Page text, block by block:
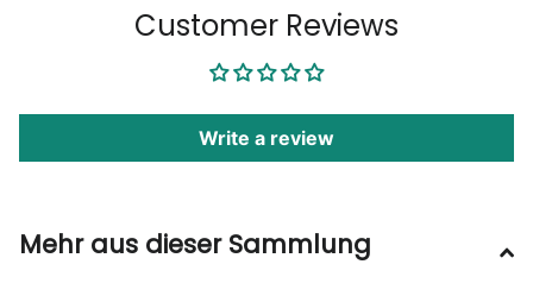
Customer Reviews
Write a review
Mehr aus dieser Sammlung